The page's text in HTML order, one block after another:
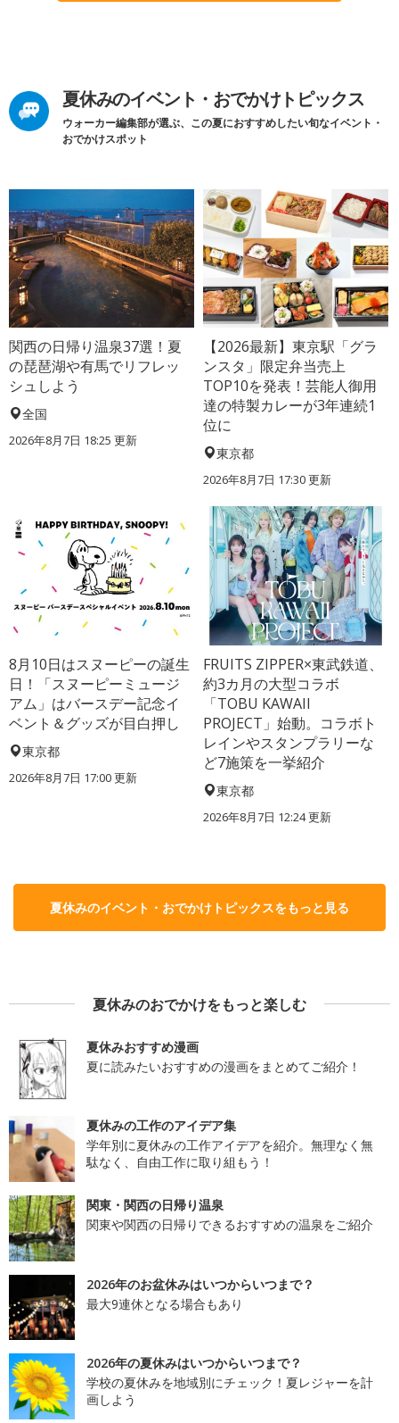
夏休みのイベント・おでかけトピックス
ウォーカー編集部が選ぶ、この夏におすすめしたい旬なイベント・
おでかけスポット
関西の日帰り温泉37選！夏
の琵琶湖や有馬でリフレッ
シュしよう
全国
2026年8月7日 18:25 更新
【2026最新】東京駅「グラ
ンスタ」限定弁当売上
TOP10を発表！芸能人御用
達の特製カレーが3年連続1
位に
東京都
2026年8月7日 17:30更新
8月10日はスヌーピーの誕生
日！「スヌーピーミュージ
アム」はバースデー記念イ
ベント＆グッズが目白押し
東京都
2026年8月7日 17:00更新
FRUITS ZIPPER×東武鉄道、
約3カ月の大型コラボ
「TOBU KAWAII
PROJECT」始動。コラボト
レインやスタンプラリーな
ど7施策を一挙紹介
東京都
2026年8月7日 12:24更新
夏休みのイベント・おでかけトピックスをもっと見る
夏休みのおでかけをもっと楽しむ
夏休みおすすめ漫画
夏に読みたいおすすめの漫画をまとめてご紹介！
夏休みの工作のアイデア集
学年別に夏休みの工作アイデアを紹介。無理なく無
駄なく、自由工作に取り組もう！
関東・関西の日帰り温泉
関東や関西の日帰りできるおすすめの温泉をご紹介
2026年のお盆休みはいつからいつまで？
最大9連休となる場合もあり
2026年の夏休みはいつからいつまで？
学校の夏休みを地域別にチェック！夏レジャーを計
画しよう